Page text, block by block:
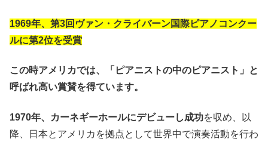
1969年、第3回ヴァン・クライバーン国際ピアノコンクー
ルに第2位を受賞
この時アメリカでは、「ピアニストの中のピアニスト」と
呼ばれ高い賞賛を得ています。
1970年、カーネギーホールにデビューし成功を収め、以
降、日本とアメリカを拠点として世界中で演奏活動を行わ